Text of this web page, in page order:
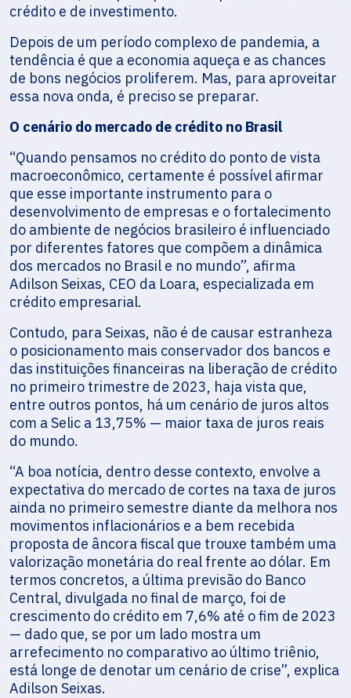
crédito e de investimento.
Depois de um período complexo de pandemia, a
tendência é que a economia aqueça e as chances
de bons negócios proliferem. Mas, para aproveitar
essa nova onda, é preciso se preparar.
O cenário do mercado de crédito no Brasil
“Quando pensamos no crédito do ponto de vista
macroeconômico, certamente é possível afirmar
que esse importante instrumento para o
desenvolvimento de empresas e o fortalecimento
do ambiente de negócios brasileiro é influenciado
por diferentes fatores que compõem a dinâmica
dos mercados no Brasil e no mundo”, afirma
Adilson Seixas, CEO da Loara, especializada em
crédito empresarial.
Contudo, para Seixas, não é de causar estranheza
o posicionamento mais conservador dos bancos e
das instituições financeiras na liberação de crédito
no primeiro trimestre de 2023, haja vista que,
entre outros pontos, há um cenário de juros altos
com a Selic a 13,75% — maior taxa de juros reais
do mundo.
“A boa notícia, dentro desse contexto, envolve a
expectativa do mercado de cortes na taxa de juros
ainda no primeiro semestre diante da melhora nos
movimentos inflacionários e a bem recebida
proposta de âncora fiscal que trouxe também uma
valorização monetária do real frente ao dólar. Em
termos concretos, a última previsão do Banco
Central, divulgada no final de março, foi de
crescimento do crédito em 7,6% até o fim de 2023
— dado que, se por um lado mostra um
arrefecimento no comparativo ao último triênio,
está longe de denotar um cenário de crise”, explica
Adilson Seixas.